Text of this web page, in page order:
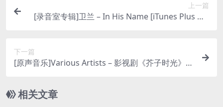
上一篇
[录音室专辑]卫兰 – In His Name [iTunes Plus M4
下一篇
[原声音乐]Various Artists – 影视剧《芥子时光》影
相关文章